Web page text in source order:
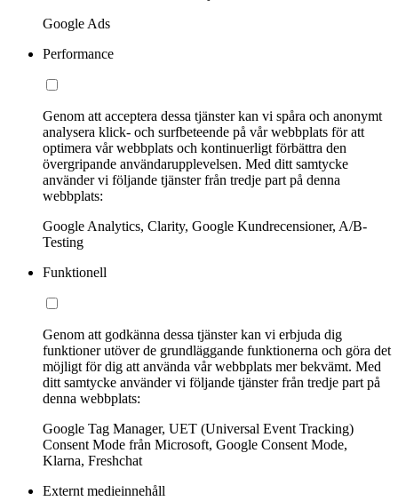
Google Ads
Performance
Genom att acceptera dessa tjänster kan vi spåra och anonymt
analysera klick- och surfbeteende på vår webbplats för att
optimera vår webbplats och kontinuerligt förbättra den
övergripande användarupplevelsen. Med ditt samtycke
använder vi följande tjänster från tredje part på denna
webbplats:
Google Analytics, Clarity, Google Kundrecensioner, A/B-
Testing
Funktionell
Genom att godkänna dessa tjänster kan vi erbjuda dig
funktioner utöver de grundläggande funktionerna och göra det
möjligt för dig att använda vår webbplats mer bekvämt. Med
ditt samtycke använder vi följande tjänster från tredje part på
denna webbplats:
Google Tag Manager, UET (Universal Event Tracking)
Consent Mode från Microsoft, Google Consent Mode,
Klarna, Freshchat
Externt medieinnehåll